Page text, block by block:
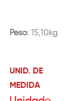
Peso: 15,10kg
UNID. DE
MEDIDA